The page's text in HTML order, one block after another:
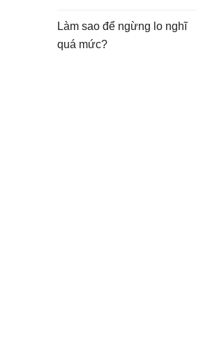
Làm sao để ngừng lo nghĩ
quá mức?